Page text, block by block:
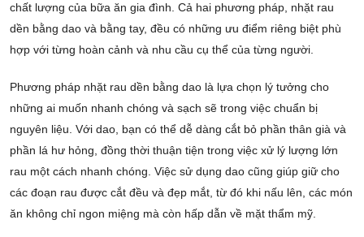
chất lượng của bữa ăn gia đình. Cả hai phương pháp, nhặt rau
dền bằng dao và bằng tay, đều có những ưu điểm riêng biệt phù
hợp với từng hoàn cảnh và nhu cầu cụ thể của từng người.
Phương pháp nhặt rau dền bằng dao là lựa chọn lý tưởng cho
những ai muốn nhanh chóng và sạch sẽ trong việc chuẩn bị
nguyên liệu. Với dao, bạn có thể dễ dàng cắt bỏ phần thân già và
phần lá hư hỏng, đồng thời thuận tiện trong việc xử lý lượng lớn
rau một cách nhanh chóng. Việc sử dụng dao cũng giúp giữ cho
các đoạn rau được cắt đều và đẹp mắt, từ đó khi nấu lên, các món
ăn không chỉ ngon miệng mà còn hấp dẫn về mặt thẩm mỹ.